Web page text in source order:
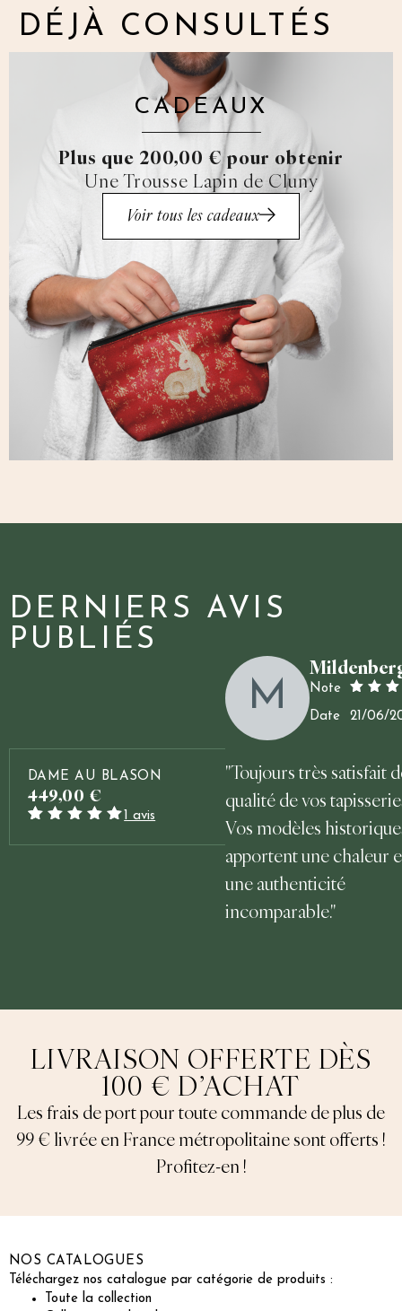
DÉJÀ CONSULTÉS
CADEAUX
Plus que 200,00 € pour obtenir
Une Trousse Lapin de Cluny
Voir tous les cadeaux
DERNIERS AVIS
PUBLIÉS
DAME AU BLASON
449,00 €
5 basé sur
1 avis
M Note
Date 21/06/
"Toujours très satisfait
qualité de vos
Vos modèles
apportent une chaleur
une authenticité
incomparable."
LIVRAISON OFFERTE DÈS
100 € D’ACHAT
Les frais de port pour toute commande de plus de
99 € livrée en France métropolitaine sont offerts !
Profitez-en !
NOS CATALOGUES
Téléchargez nos catalogue par catégorie de produits :
Toute la collection